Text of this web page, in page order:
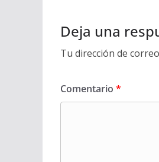
Deja una
Tu dirección de
Comentario *